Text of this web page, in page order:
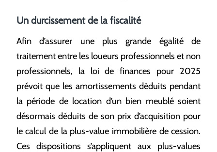
Un durcissement de la fiscalité
Afin d’assurer une plus grande égalité de
traitement entre les loueurs professionnels et non
professionnels, la loi de finances pour 2025
prévoit que les amortissements déduits pendant
la période de location d’un bien meublé soient
désormais déduits de son prix d’acquisition pour
le calcul de la plus-value immobilière de cession.
Ces dispositions s’appliquent aux plus-values